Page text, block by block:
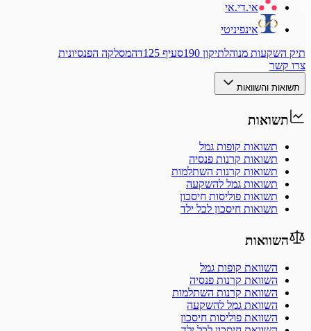
אי.די.אי
אינפיניטי
תיק השקעות מנוהלתיקון 190 סעיף 125ד
המסלקה הפנסיונית
צרו קשר
תשואות והשוואות
תשואות
תשואות קופות גמל
תשואות קרנות פנסיה
תשואות קרנות השתלמות
תשואות גמל להשקעה
תשואות פוליסות חיסכון
תשואות חיסכון לכל ילד
השוואות
השוואת קופות גמל
השוואת קרנות פנסיה
השוואת קרנות השתלמות
השוואת גמל להשקעה
השוואת פוליסות חיסכון